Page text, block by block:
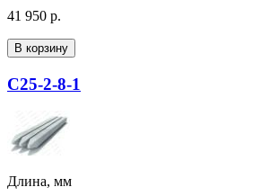
41 950 р.
В корзину
С25-2-8-1
Длина, мм